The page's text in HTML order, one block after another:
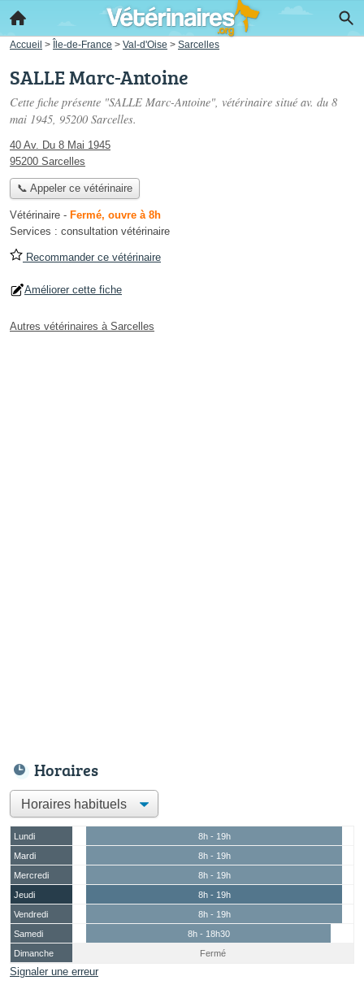
Accueil > Île-de-France > Val-d'Oise > Sarcelles
SALLE Marc-Antoine
Cette fiche présente "SALLE Marc-Antoine", vétérinaire situé av. du 8
mai 1945, 95200 Sarcelles.
40 Av. Du 8 Mai 1945
95200 Sarcelles
📞 Appeler ce vétérinaire
Vétérinaire - Fermé, ouvre à 8h
Services : consultation vétérinaire
Recommander ce vétérinaire
Améliorer cette fiche
Autres vétérinaires à Sarcelles
Horaires
Lundi
8h - 19h
Mardi
8h - 19h
Mercredi
8h - 19h
Jeudi
8h - 19h
Vendredi
8h - 19h
Samedi
8h - 18h30
Dimanche
Fermé
Signaler une erreur